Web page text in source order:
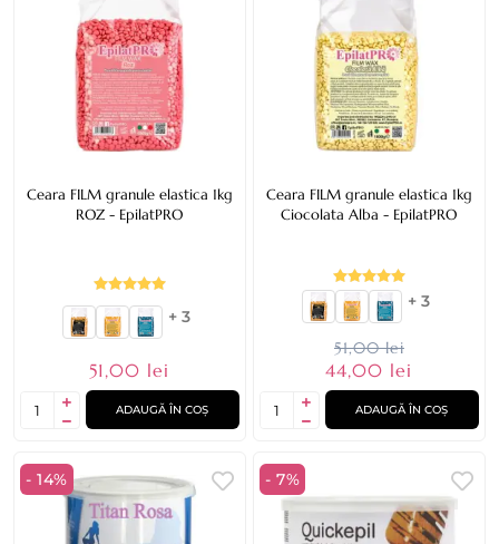
Ceara FILM granule elastica 1kg
ROZ - EpilatPRO
+ 3
51,00 lei
ADAUGĂ ÎN COȘ
Ceara FILM granule elastica 1kg
Ciocolata Alba - EpilatPRO
+ 3
51,00 lei
44,00 lei
ADAUGĂ ÎN COȘ
- 14% - 7%